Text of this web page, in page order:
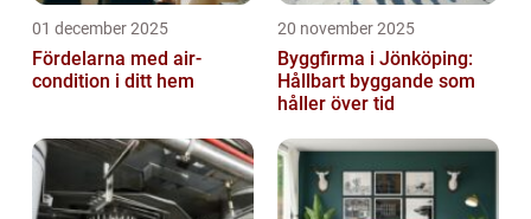
01 december 2025
Fördelarna med air-
condition i ditt hem
20 november 2025
Byggfirma i Jönköping:
Hållbart byggande som
håller över tid